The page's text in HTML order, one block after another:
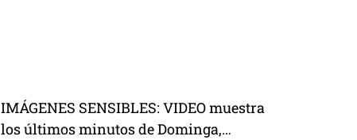
IMÁGENES SENSIBLES: VIDEO muestra
los últimos minutos de Dominga,